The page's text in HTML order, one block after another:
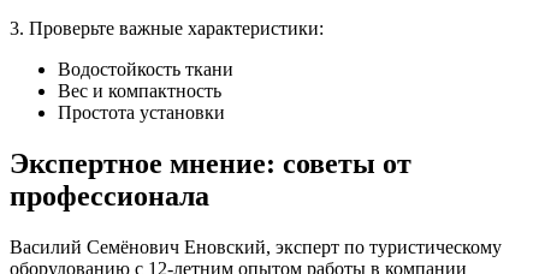
3. Проверьте важные характеристики:
Водостойкость ткани
Вес и компактность
Простота установки
Экспертное мнение: советы от
профессионала
Василий Семёнович Еновский, эксперт по туристическому
оборудованию с 12-летним опытом работы в компании